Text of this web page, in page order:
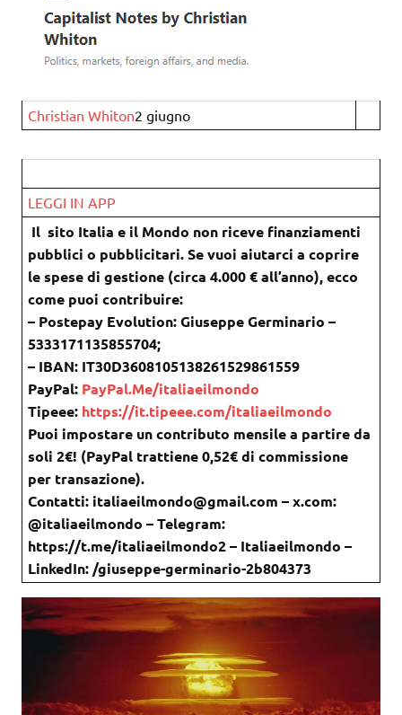
Christian Whiton2 giugno
LEGGI IN APP
Il sito Italia e il Mondo non riceve finanziamenti
pubblici o pubblicitari. Se vuoi aiutarci a coprire
le spese di gestione (circa 4.000 € all’anno), ecco
come puoi contribuire:
– Postepay Evolution: Giuseppe Germinario –
5333171135855704;
– IBAN: IT30D3608105138261529861559
PayPal: PayPal.Me/italiaeilmondo
Tipeee: https://it.tipeee.com/italiaeilmondo
Puoi impostare un contributo mensile a partire da
soli 2€! (PayPal trattiene 0,52€ di commissione
per transazione).
Contatti: italiaeilmondo@gmail.com – x.com:
@italiaeilmondo – Telegram:
https://t.me/italiaeilmondo2 – Italiaeilmondo –
LinkedIn: /giuseppe-germinario-2b804373